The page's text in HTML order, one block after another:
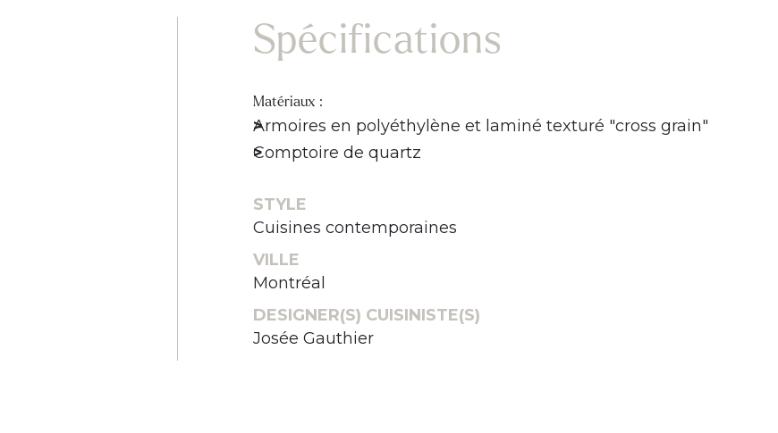
Spécifications
Matériaux :
Armoires en polyéthylène et laminé texturé "cross grain"
Comptoire de quartz
STYLE
Cuisines contemporaines
VILLE
Montréal
DESIGNER(S) CUISINISTE(S)
Josée Gauthier